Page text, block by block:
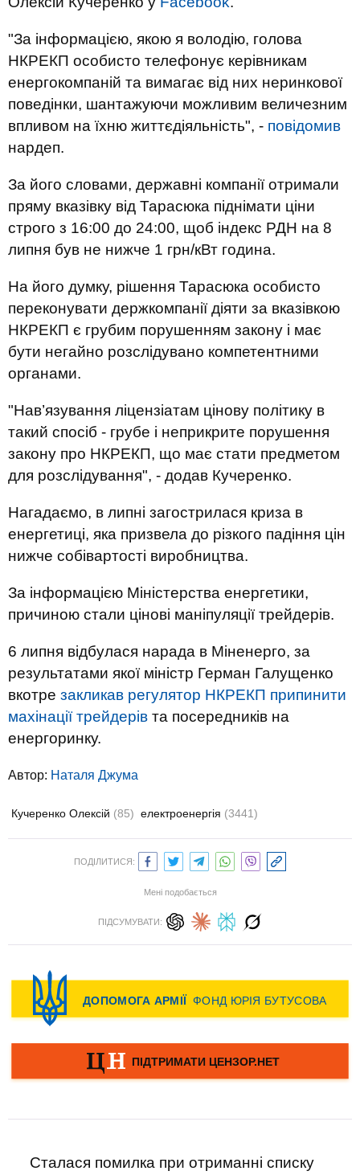
"За інформацією, якою я володію, голова
НКРЕКП особисто телефонує керівникам
енергокомпаній та вимагає від них неринкової
поведінки, шантажуючи можливим величезним
впливом на їхню життєдіяльність", - повідомив
нардеп.
За його словами, державні компанії отримали
пряму вказівку від Тарасюка піднімати ціни
строго з 16:00 до 24:00, щоб індекс РДН на 8
липня був не нижче 1 грн/кВт година.
На його думку, рішення Тарасюка особисто
переконувати держкомпанії діяти за вказівкою
НКРЕКП є грубим порушенням закону і має
бути негайно розслідувано компетентними
органами.
"Нав’язування ліцензіатам цінову політику в
такий спосіб - грубе і неприкрите порушення
закону про НКРЕКП, що має стати предметом
для розслідування", - додав Кучеренко.
Нагадаємо, в липні загострилася криза в
енергетиці, яка призвела до різкого падіння цін
нижче собівартості виробництва.
За інформацією Міністерства енергетики,
причиною стали цінові маніпуляції трейдерів.
6 липня відбулася нарада в Міненерго, за
результатами якої міністр Герман Галущенко
вкотре закликав регулятор НКРЕКП припинити
махінації трейдерів та посередників на
енергоринку.
Автор: Наталя Джума
Кучеренко Олексій (85) електроенергія (3441)
ПОДІЛИТИСЯ:
Мені подобається
ПІДСУМУВАТИ:
Сталася помилка при отриманні списку